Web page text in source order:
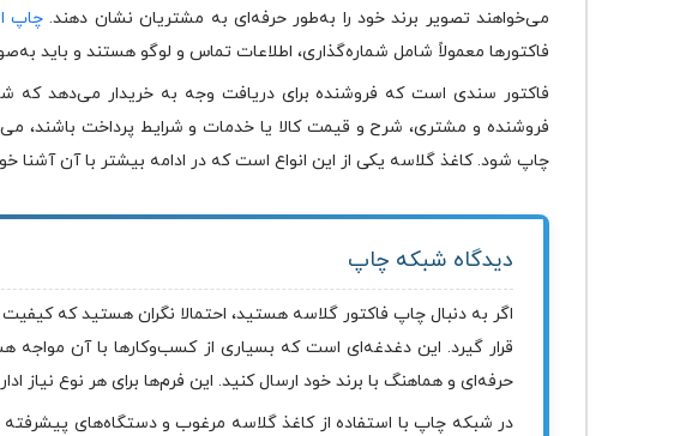
می‌خواهند تصویر برند خود را به‌طور حرفه‌ای به مشتریان نشان دهند. چاپ
فاکتورها معمولاً شامل شماره‌گذاری، اطلاعات تماس و لوگو هستند و باید
فاکتور سندی است که فروشنده برای دریافت وجه به خریدار می‌دهد که
فروشنده و مشتری، شرح و قیمت کالا یا خدمات و شرایط پرداخت باشند،
چاپ شود. کاغذ گلاسه یکی از این انواع است که در ادامه بیشتر با آن آشنا
دیدگاه شبکه چاپ
اگر به دنبال چاپ فاکتور گلاسه هستید، احتمالا نگران هستید که
قرار گیرد. این دغدغه‌ای است که بسیاری از کسب‌وکارها با آن مواجه
حرفه‌ای و هماهنگ با برند خود ارسال کنید. این فرم‌ها برای هر نوع نیاز
در شبکه چاپ با استفاده از کاغذ گلاسه مرغوب و دستگاه‌های